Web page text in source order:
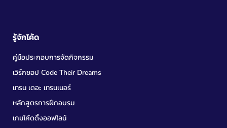
รู้จักโค้ด
คู่มือประกอบการจัดกิจกรรม
เวิร์กชอป Code Their Dreams
เทรน เดอะ เทรนเนอร์
หลักสูตรการฝึกอบรม
เกมโค้ดดิ้งออฟไลน์